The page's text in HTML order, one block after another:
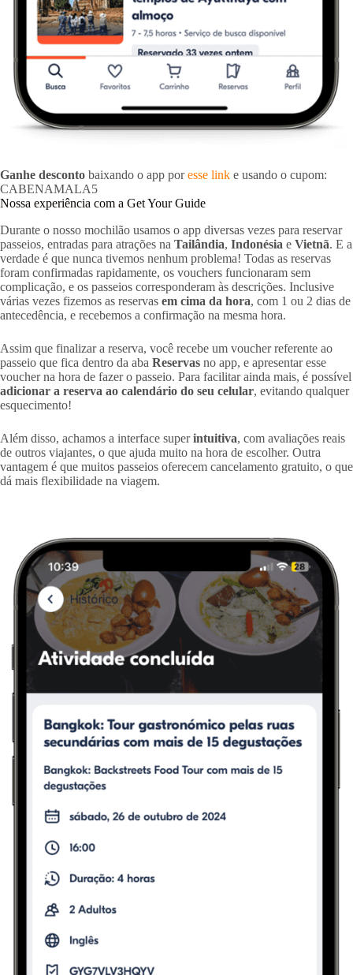
Ganhe desconto baixando o app poresse link e usando o cupom:
CABENAMALA5
Nossa experiência com a Get Your Guide
Durante o nosso mochilão usamos o app diversas vezes para reservar
passeios, entradas para atrações na Tailândia, Indonésia e Vietnã. E a
verdade é que nunca tivemos nenhum problema! Todas as reservas
foram confirmadas rapidamente, os vouchers funcionaram sem
complicação, e os passeios corresponderam às descrições. Inclusive
várias vezes fizemos as reservas em cima da hora, com 1 ou 2 dias de
antecedência, e recebemos a confirmação na mesma hora.
Assim que finalizar a reserva, você recebe um voucher referente ao
passeio que fica dentro da aba Reservas no app, e apresentar esse
voucher na hora de fazer o passeio. Para facilitar ainda mais, é possível
adicionar a reserva ao calendário do seu celular, evitando qualquer
esquecimento!
Além disso, achamos a interface superintuitiva, com avaliações reais
de outros viajantes, o que ajuda muito na hora de escolher. Outra
vantagem é que muitos passeios oferecem cancelamento gratuito, o que
dá mais flexibilidade na viagem.